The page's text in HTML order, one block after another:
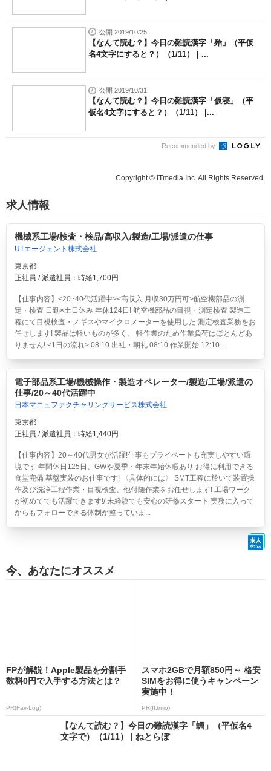
公開 2019/10/25
【なんて読む？】今日の難読漢字「殆」（平仮
名4文字にすると？）（1/11） | ...
公開 2019/10/31
【なんて読む？】今日の難読漢字「仮寝」（平
仮名4文字にすると？）（1/11） |...
Recommended by
Copyright © ITmedia Inc. All Rights Reserved.
求人情報
機械系工場/検査・検品/高収入/製造/工場/派遣の仕事
UTエージェント株式会社
東京都
正社員 / 派遣社員：時給1,700円
【仕事内容】<20~40代活躍中><高収入 月収30万円可>航空機部品の測
定・検査 日勤×土日休み 年休124日!航空機部品の目視・測定検査 製造工
程にて目視検査・ノギスやマイクロメーターを使用した 測定検査業務をお
任せします! 製品は軽いものが多く、 軽作業のため作業負荷はほとんどあ
りません! <1日の流れ> 08:10 出社・朝礼 08:10 作業開始 12:10 ...
電子部品系工場/機械操作・製造オペレーター/製造/工場/派遣の
仕事/20～40代活躍中
日本マニュファクチャリングサービス株式会社
東京都
正社員 / 派遣社員：時給1,440円
【仕事内容】20～40代男女が活躍!仕事もプライベートも充実しやすい環
境です 年間休日125日、GWや夏季・年末年始休暇あり お得に利用できる
食堂完備 基盤実装のお仕事です! 〈具体的には〉 SMT工程に於いて装置操
作及び洗浄工程作業・目視検査、他付随作業をお任せします! 工場ワーク
が初めてでも活躍できます!/ 未経験でも安心の研修スタート 実務に入って
からもフォローできる体制が整っていま...
今、あなたにオススメ
FPが解説！Apple製品を分割手
数料0円で入手する方法とは？
PR(Fav-Log)
スマホ2GBで月額850円～ 格安
SIMをお得に使うキャンペーン
実施中！
PR(IIJmio)
【なんて読む？】今日の難読漢字「蜩」（平仮名4
文字で）（1/11） | ねとらぼ